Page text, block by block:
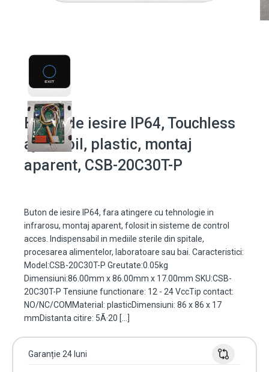
Buton de iesire IP64, Touchless
ajustabil, plastic, montaj
aparent, CSB-20C30T-P
Buton de iesire IP64, fara atingere cu tehnologie in
infrarosu, montaj aparent, folosit in sisteme de control
acces. Indispensabil in mediile sterile din spitale,
procesarea alimentelor, laboratoare sau bai. Caracteristici:
Model:CSB-20C30T-P Greutate:0.05kg
Dimensiuni:86.00mm x 86.00mm x 17.00mm SKU:CSB-
20C30T-P Tensiune functionare: 12 - 24 VccTip contact:
NO/NC/COMMaterial: plasticDimensiuni: 86 x 86 x 17
mmDistanta citire: 5Ã·20 […]
Garanție 24 luni